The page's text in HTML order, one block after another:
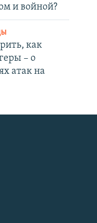
и войной?
как
– о
атак на